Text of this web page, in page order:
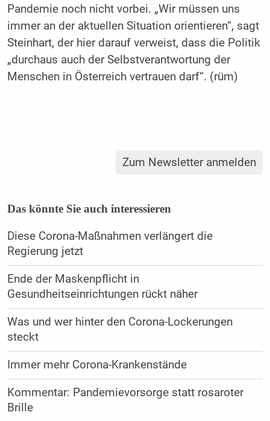
Pandemie noch nicht vorbei. „Wir müssen uns
immer an der aktuellen Situation orientieren“, sagt
Steinhart, der hier darauf verweist, dass die Politik
„durchaus auch der Selbstverantwortung der
Menschen in Österreich vertrauen darf“. (rüm)
Zum Newsletter anmelden
Das könnte Sie auch interessieren
Diese Corona-Maßnahmen verlängert die
Regierung jetzt
Ende der Maskenpflicht in
Gesundheitseinrichtungen rückt näher
Was und wer hinter den Corona-Lockerungen
steckt
Immer mehr Corona-Krankenstände
Kommentar: Pandemievorsorge statt rosaroter
Brille